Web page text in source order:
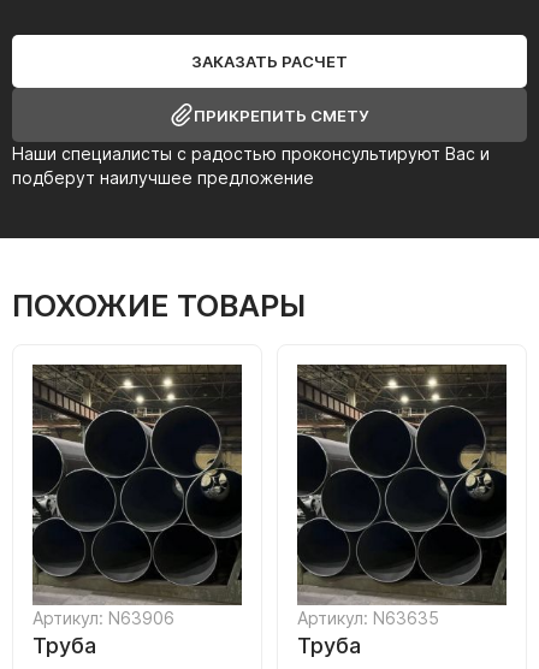
Наши специалисты с радостью проконсультируют Вас и
подберут наилучшее предложение
ЗАКАЗАТЬ РАСЧЕТ
ПРИКРЕПИТЬ СМЕТУ
ПОХОЖИЕ ТОВАРЫ
Артикул: N63906
Труба
Артикул: N63635
Труба